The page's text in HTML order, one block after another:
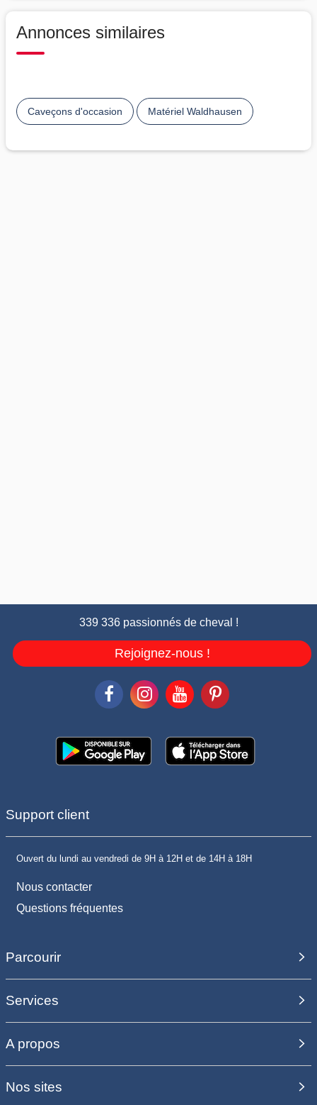
Annonces similaires
Caveçons d'occasion Matériel Waldhausen
339 336 passionnés de cheval !
Rejoignez-nous !
Support client
Ouvert du lundi au vendredi de 9H à 12H et de 14H à 18H
Nous contacter
Questions fréquentes
Parcourir
Services
A propos
Nos sites